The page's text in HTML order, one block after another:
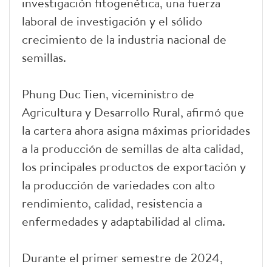
laboral de investigación y el sólido
crecimiento de la industria nacional de
semillas.
Phung Duc Tien, viceministro de
Agricultura y Desarrollo Rural, afirmó que
la cartera ahora asigna máximas prioridades
a la producción de semillas de alta calidad,
los principales productos de exportación y
la producción de variedades con alto
rendimiento, calidad, resistencia a
enfermedades y adaptabilidad al clima.
Durante el primer semestre de 2024,